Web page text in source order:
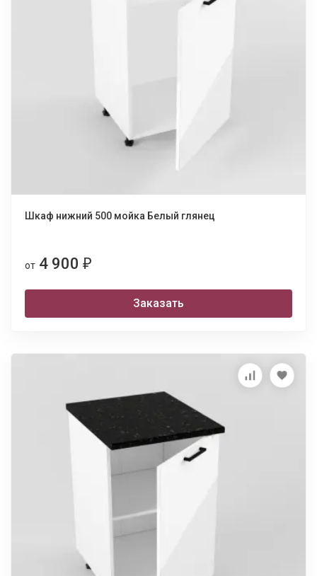
Шкаф нижний 500 мойка Белый глянец
от 4 900 ₽
Заказать